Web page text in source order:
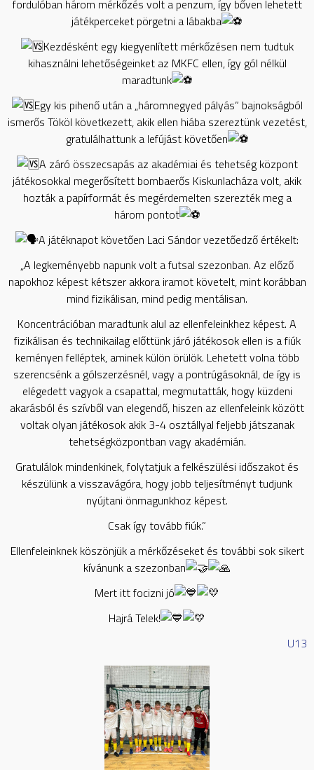
fordulóban három mérkőzés volt a penzum, így bőven lehetett
játékperceket pörgetni a lábakba
Kezdésként egy kiegyenlített mérkőzésen nem tudtuk
kihasználni lehetőségeinket az MKFC ellen, így gól nélkül
maradtunk
Egy kis pihenő után a „háromnegyed pályás” bajnokságból
ismerős Tököl következett, akik ellen hiába szereztünk vezetést,
gratulálhattunk a lefújást követően
A záró összecsapás az akadémiai és tehetség központ
játékosokkal megerősített bombaerős Kiskunlacháza volt, akik
hozták a papírformát és megérdemelten szerezték meg a
három pontot
A játéknapot követően Laci Sándor vezetőedző értékelt:
„A legkeményebb napunk volt a futsal szezonban. Az előző
napokhoz képest kétszer akkora iramot követelt, mint korábban
mind fizikálisan, mind pedig mentálisan.
Koncentrációban maradtunk alul az ellenfeleinkhez képest. A
fizikálisan és technikailag előttünk járó játékosok ellen is a fiúk
keményen felléptek, aminek külön örülök. Lehetett volna több
szerencsénk a gólszerzésnél, vagy a pontrúgásoknál, de így is
elégedett vagyok a csapattal, megmutatták, hogy küzdeni
akarásból és szívből van elegendő, hiszen az ellenfeleink között
voltak olyan játékosok akik 3-4 osztállyal feljebb játszanak
tehetségközpontban vagy akadémián.
Gratulálok mindenkinek, folytatjuk a felkészülési időszakot és
készülünk a visszavágóra, hogy jobb teljesítményt tudjunk
nyújtani önmagunkhoz képest.
Csak így tovább fiúk.”
Ellenfeleinknek köszönjük a mérkőzéseket és további sok sikert
kívánunk a szezonban
Mert itt focizni jó
Hajrá Telek!
U13